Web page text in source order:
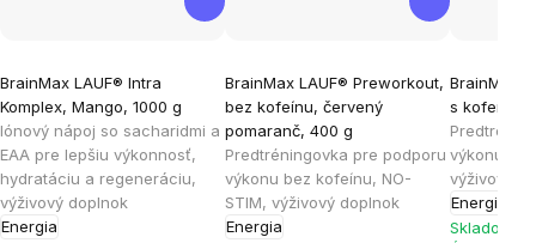
BrainMax LAUF® Intra
Komplex, Mango, 1000 g
Iónový nápoj so sacharidmi a
EAA pre lepšiu výkonnosť,
hydratáciu a regeneráciu,
výživový doplnok
Energia
hodnotenie
produktu
je
5,0
z
BrainMax LAUF® Preworkout,
bez kofeínu, červený
pomaranč, 400 g
Predtréningovka pre podporu
výkonu bez kofeínu, NO-
STIM, výživový doplnok
Energia
hodnotenie
produktu
je
5,0
z
BrainMax
s
výkonu s
výživový
Energia
produktu
je
3,5
z
Skladom >